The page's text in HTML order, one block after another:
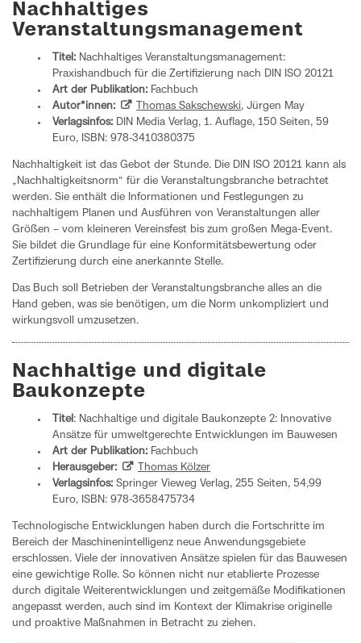
Nachhaltiges
Veranstaltungsmanagement
Titel: Nachhaltiges Veranstaltungsmanagement:
Praxishandbuch für die Zertifizierung nach DIN ISO 20121
Art der Publikation: Fachbuch
Autor*innen:
Thomas Sakschewski, Jürgen May
Verlagsinfos: DIN Media Verlag, 1. Auflage, 150 Seiten, 59
Euro, ISBN: 978-3410380375
Nachhaltigkeit ist das Gebot der Stunde. Die DIN ISO 20121 kann als
„Nachhaltigkeitsnorm“ für die Veranstaltungsbranche betrachtet
werden. Sie enthält die Informationen und Festlegungen zu
nachhaltigem Planen und Ausführen von Veranstaltungen aller
Größen – vom kleineren Vereinsfest bis zum großen Mega-Event.
Sie bildet die Grundlage für eine Konformitätsbewertung oder
Zertifizierung durch eine anerkannte Stelle.
Das Buch soll Betrieben der Veranstaltungsbranche alles an die
Hand geben, was sie benötigen, um die Norm unkompliziert und
wirkungsvoll umzusetzen.
Nachhaltige und digitale
Baukonzepte
Titel : Nachhaltige und digitale Baukonzepte 2: Innovative
Ansätze für umweltgerechte Entwicklungen im Bauwesen
Art der Publikation: Fachbuch
Herausgeber:
Thomas Kölzer
Verlagsinfos: Springer Vieweg Verlag, 255 Seiten, 54,99
Euro, ISBN: 978-3658475734
Technologische Entwicklungen haben durch die Fortschritte im
Bereich der Maschinenintelligenz neue Anwendungsgebiete
erschlossen. Viele der innovativen Ansätze spielen für das Bauwesen
eine gewichtige Rolle. So können nicht nur etablierte Prozesse
durch digitale Weiterentwicklungen und zeitgemäße Modifikationen
angepasst werden, auch sind im Kontext der Klimakrise originelle
und proaktive Maßnahmen in Betracht zu ziehen.